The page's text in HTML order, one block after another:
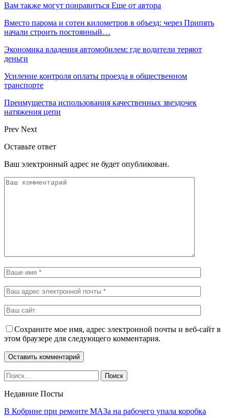
Вам также могут понравиться Еще от автора
Вместо парома и сотен километров в объезд: через Припять
начали строить постоянный…
Экономика владения автомобилем: где водители теряют
деньги
Усиление контроля оплаты проезда в общественном
транспорте
Преимущества использования качественных звездочек
натяжения цепи
Prev Next
Оставьте ответ
Ваш электронный адрес не будет опубликован.
Сохраните мое имя, адрес электронной почты и веб-сайт в
этом браузере для следующего комментария.
Недавние Посты
В Кобрине при ремонте МАЗа на рабочего упала коробка